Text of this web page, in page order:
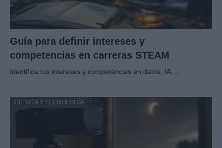
Guía para definir intereses y
competencias en carreras STEAM
Identifica tus intereses y competencias en datos, IA,…
CIENCIA Y TECNOLOGÍA